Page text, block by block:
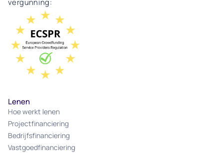
vergunning:
Lenen
Hoe werkt lenen
Projectfinanciering
Bedrijfsfinanciering
Vastgoedfinanciering